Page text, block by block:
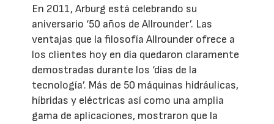
En 2011, Arburg está celebrando su
aniversario ‘50 años de Allrounder’. Las
ventajas que la filosofía Allrounder ofrece a
los clientes hoy en día quedaron claramente
demostradas durante los ‘días de la
tecnología’. Más de 50 máquinas hidráulicas,
híbridas y eléctricas así como una amplia
gama de aplicaciones, mostraron que la